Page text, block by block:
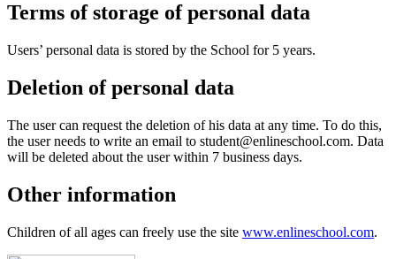
Terms of storage of personal data
Users’ personal data is stored by the School for 5 years.
Deletion of personal data
The user can request the deletion of his data at any time. To do this,
the user needs to write an email to student@enlineschool.com. Data
will be deleted about the user within 7 business days.
Other information
Children of all ages can freely use the site www.enlineschool.com.